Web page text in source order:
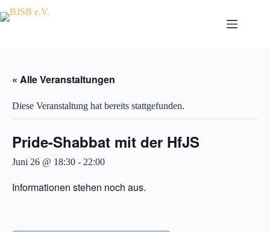
Inhalt
« Alle Veranstaltungen
Diese Veranstaltung hat bereits stattgefunden.
Pride-Shabbat mit der HfJS
Juni 26 @ 18:30 - 22:00
Informationen stehen noch aus.